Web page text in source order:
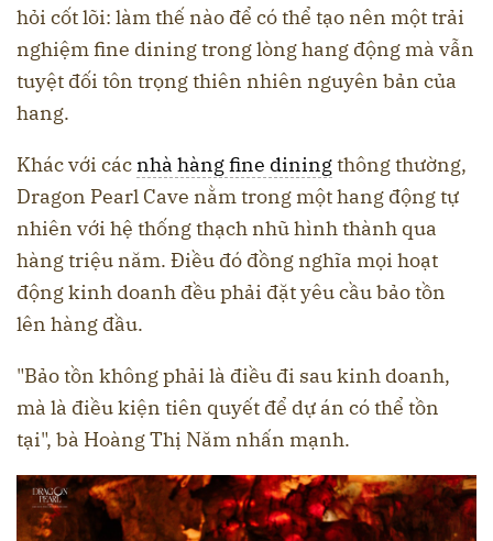
hỏi cốt lõi: làm thế nào để có thể tạo nên một trải
nghiệm fine dining trong lòng hang động mà vẫn
tuyệt đối tôn trọng thiên nhiên nguyên bản của
hang.
Khác với cácnhà hàng fine diningthông thường,
Dragon Pearl Cave nằm trong một hang động tự
nhiên với hệ thống thạch nhũ hình thành qua
hàng triệu năm. Điều đó đồng nghĩa mọi hoạt
động kinh doanh đều phải đặt yêu cầu bảo tồn
lên hàng đầu.
"Bảo tồn không phải là điều đi sau kinh doanh,
mà là điều kiện tiên quyết để dự án có thể tồn
tại", bà Hoàng Thị Năm nhấn mạnh.